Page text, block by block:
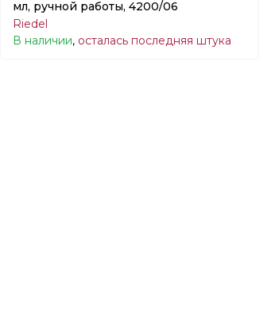
мл, ручной работы, 4200/06
Riedel
В наличии, осталась последняя штука